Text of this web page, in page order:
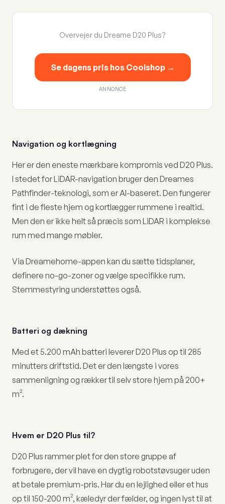
Overvejer du Dreame D20 Plus?
Se dagens pris hos Coolshop →
ANNONCE
Navigation og kortlægning
Her er den eneste mærkbare kompromis ved D20 Plus.
I stedet for LiDAR-navigation bruger den Dreames
Pathfinder-teknologi, som er AI-baseret. Den fungerer
fint i de fleste hjem og kortlægger rummene i realtid.
Men den er ikke helt så præcis som LiDAR i komplekse
rum med mange møbler.
Via Dreamehome-appen kan du sætte tidsplaner,
definere no-go-zoner og vælge specifikke rum.
Stemmestyring understøttes også.
Batteri og dækning
Med et 5.200 mAh batteri leverer D20 Plus op til 285
minutters driftstid. Det er den længste i vores
sammenligning og rækker til selv store hjem på 200+
m².
Hvem er D20 Plus til?
D20 Plus rammer plet for den store gruppe af
forbrugere, der vil have en dygtig robotstøvsuger uden
at betale premium-pris. Har du en lejlighed eller et hus
op til 150-200 m², kæledyr der fælder, og ingen lyst til at